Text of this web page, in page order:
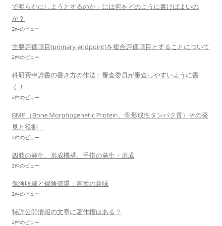
で明らかにしようとするのか」には何をどのように書けばよいの
か？
2件のビュー
主要評価項目(primary endpoint)を複合評価項目とすることについて
2件のビュー
科研費申請書の書き方の作法：審査委員が審査しやすいように書
く！
2件のビュー
BMP（Bone Morphogenetic Protein、骨形成性タンパク質）その発
見と役割
2件のビュー
四肢の発生、形成機構、手指の発生・形成
2件のビュー
保険収載と保険償還：言葉の意味
2件のビュー
特許公開情報の文章に著作権はある？
2件のビュー